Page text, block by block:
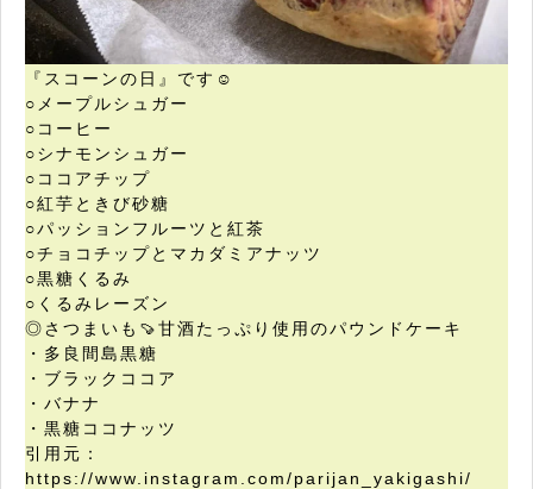
『スコーンの日』です☺︎
○メープルシュガー
○コーヒー
○シナモンシュガー
○ココアチップ
○紅芋ときび砂糖
○パッションフルーツと紅茶
○チョコチップとマカダミアナッツ
○黒糖くるみ
○くるみレーズン
◎さつまいも🍠甘酒たっぷり使用のパウンドケーキ
・多良間島黒糖
・ブラックココア
・バナナ
・黒糖ココナッツ
引用元：
https://www.instagram.com/parijan_yakigashi/